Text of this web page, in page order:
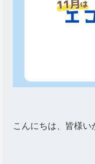
こんにちは、皆様い